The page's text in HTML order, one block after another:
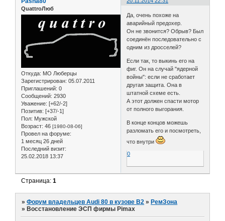
QuattroЛюб
Откуда: МО Люберцы
Зарегистрирован: 05.07.2011
Приглашений: 0
Сообщений: 2930
Уважение: [+62/-2]
Позитив: [+37/-1]
Пол: Мужской
Возраст: 46 [1980-08-06]
Провел на форуме:
1 месяц 26 дней
Последний визит:
25.02.2018 13:37
Да, очень похоже на
аварийный предохер.
Он не звонится? Обрыв? Был
соединён последовательно с
одним из дросселей?
Если так, то выкинь его на
фиг. Он на случай "ядерной
войны": если не сработает
другая защита. Она в
штатной схеме есть.
А этот должен спасти мотор
от полного выгорания.
В конце концов можешь
разломать его и посмотреть,
что внутри
0
Страница:1
»Форум владельцев Audi 80 в кузове В2 »РемЗона
»Восстановление ЭСП фирмы Pimax